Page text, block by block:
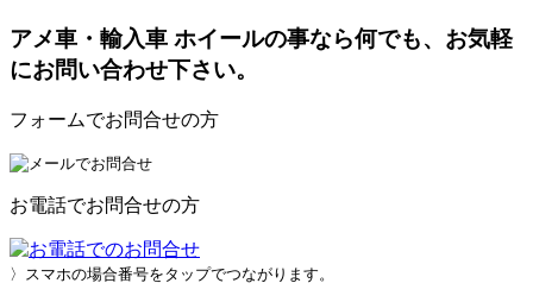
アメ車・輸入車 ホイールの事なら何でも、お気軽
にお問い合わせ下さい。
フォームでお問合せの方
お電話でお問合せの方
〉スマホの場合番号をタップでつながります。